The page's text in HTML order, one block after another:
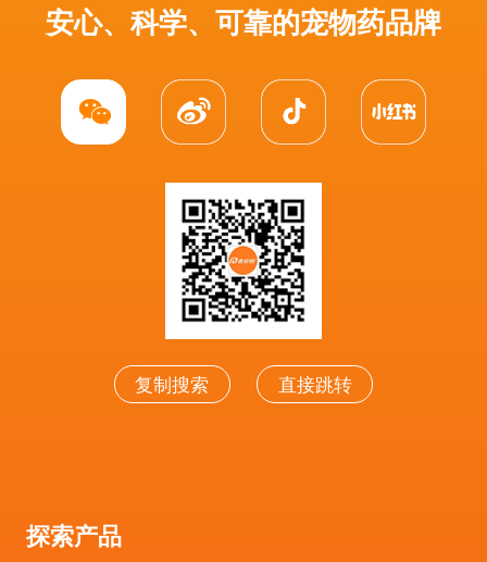
安心、科学、可靠的宠物药品牌
复制搜索 直接跳转
探索产品